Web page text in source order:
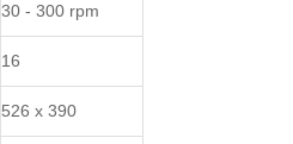
30 - 300 rpm
16
526 x 390